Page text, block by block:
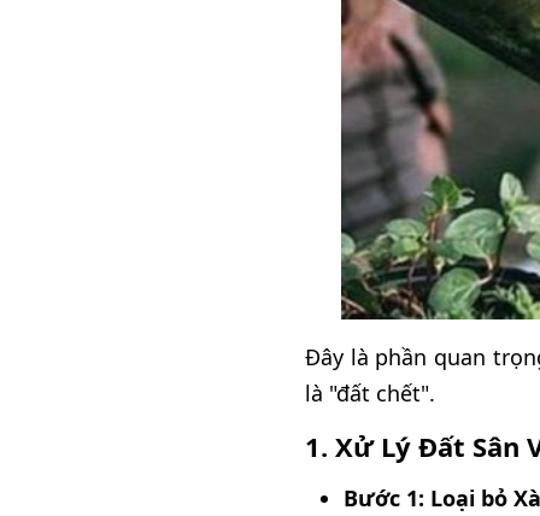
Đây là phần quan
là "đất chết".
1. Xử Lý Đất Sân
Bước 1: Loại bỏ